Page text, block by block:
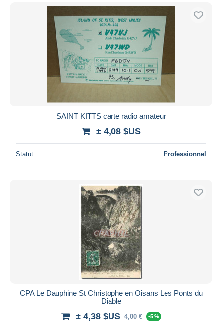
SAINT KITTS carte radio amateur
± 4,08 $US
Statut Professionnel
CPA Le Dauphine St Christophe en Oisans Les Ponts du
Diable
± 4,38 $US 4,00 € -5 %